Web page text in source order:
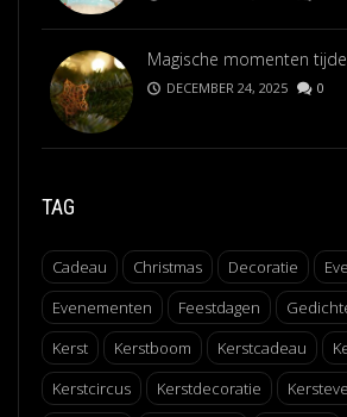
Magische momenten
DECEMBER 24, 2025 0
TAG
Cadeau Christmas Decoratie
Evenementen
Feestdagen
Kerst
Kerstboom Kerstcadeau
Kerstcircus
Kerstdecoratie